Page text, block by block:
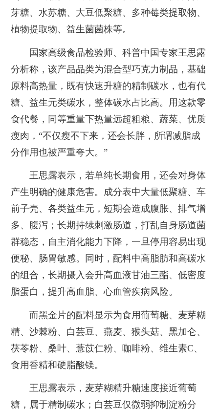
芽糖、水苏糖、大豆低聚糖、多种莓类提取物、
植物提取物、益生菌菌株等。
国家高级食品检验师、科普中国专家王思露
分析称，该产品品类为混合型巧克力制品，基础
原料高热量，既有快速升糖的精制碳水，也有代
糖、益生元类碳水，整体碳水占比高。用这款零
食代餐，同等重量下热量远超粗粮、蔬菜、优质
瘦肉，“不仅瘦不下来，还会长胖，所谓减脂成
分作用也被严重夸大。”
王思露表示，若单纯长期食用，还会对身体
产生明确的健康危害。成分表中大量低聚糖、车
前子壳、各类益生元，短期会造成腹胀、排气增
多、腹泻；长期持续刺激肠道，打乱自身肠道菌
群稳态，自主消化能力下降，一旦停用容易出现
便秘、肠胃敏感。同时，配料中高脂肪和高碳水
的组合，长期摄入会升高血液甘油三酯、低密度
脂蛋白，提升高血脂、心血管疾病风险。
而黑金片的配料显示为食用葡萄糖、麦芽糊
精、沙棘粉、白芸豆、燕麦、猴头菇、黑加仑、
茯苓粉、桑叶、薏苡仁粉、咖啡粉、维生素C、
食用香精和硬脂酸镁。
王思露表示，麦芽糊精升糖速度接近葡萄
糖，属于精制碳水；白芸豆仅微弱抑制淀粉分